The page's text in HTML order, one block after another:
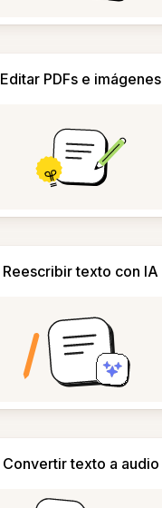
Editar PDFs e imágenes
Reescribir texto con IA
Convertir texto a audio